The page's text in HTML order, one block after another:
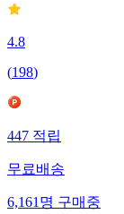
4.8
(198)
447적립
무료배송
6,161명구매중